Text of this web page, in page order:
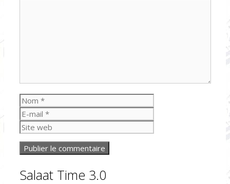
Nom
mail
web
Salaat Time 3.0